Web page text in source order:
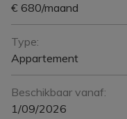
€ 680/maand
Type:
Appartement
Beschikbaar vanaf:
1/09/2026